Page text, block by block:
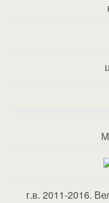
г.в. 2011-2016.